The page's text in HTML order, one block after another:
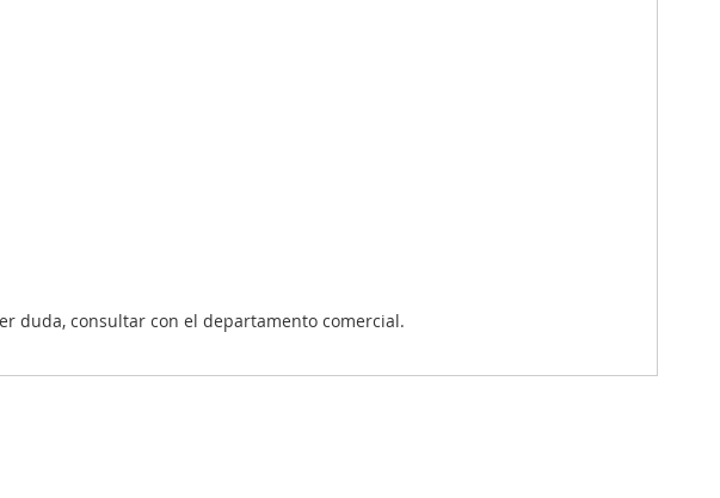
duda, consultar con el departamento comercial.